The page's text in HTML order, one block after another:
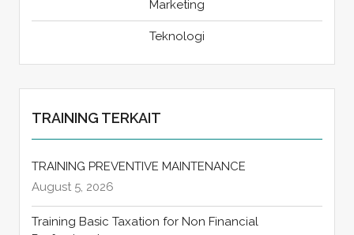
Marketing
Teknologi
TRAINING TERKAIT
TRAINING PREVENTIVE MAINTENANCE
August 5, 2026
Training Basic Taxation for Non Financial